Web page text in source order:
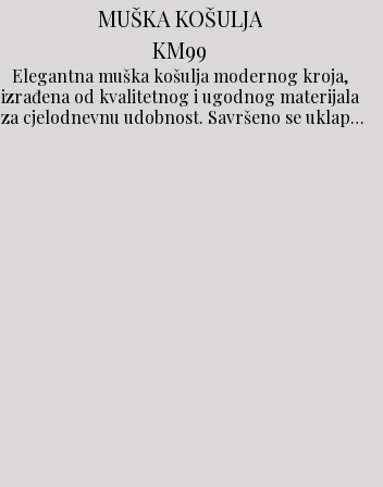
MUŠKA KOŠULJA
KM99
Elegantna muška košulja modernog kroja,
izrađena od kvalitetnog i ugodnog materijala
za cjelodnevnu udobnost. Savršeno se uklapa